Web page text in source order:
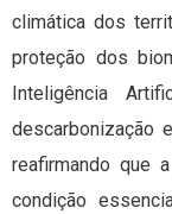
climática dos
proteção dos
Inteligência
descarbonização
reafirmando que
condição